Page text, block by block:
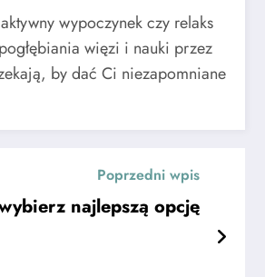
wypoczynek czy relaks
więzi i nauki przez
by dać Ci niezapomniane
Poprzedni wpis
najlepszą opcję